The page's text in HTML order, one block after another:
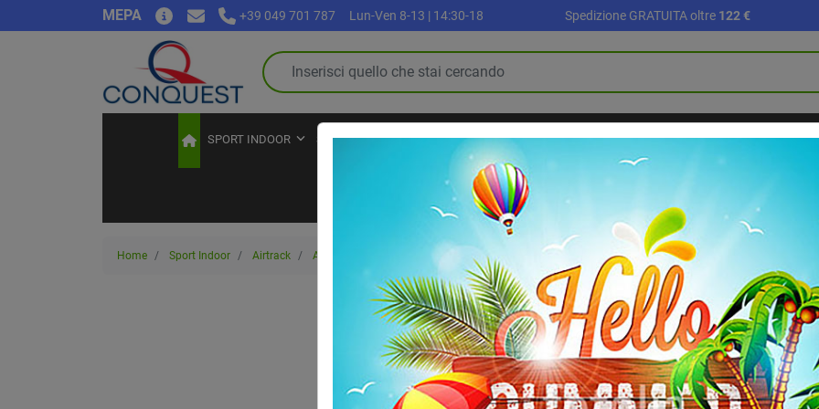
MEPA +39 049 701 787 Lun-Ven 8-13 | 14:30-18 Spedizione GRATUITA oltre 122 €
SPORT INDOOR SPORT OUTDOOR PALLONI E ACCESSORI SETTORE SCUOLA ALLENAMENTO E
RIABILITAZIONE E RECUPERO
Home Sport Indoor Airtrack Attrezzature Airtrack AirRoll Airtrack grande, diam. 90 cm.
AirRoll Airtrack
Air Roll medio per esercizi
90 cm., lunghezza 120 cm.